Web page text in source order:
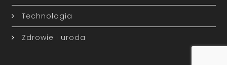
Technologia
Zdrowie i uroda